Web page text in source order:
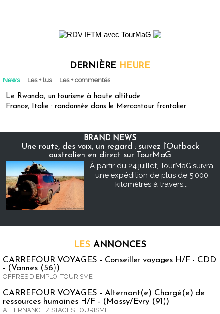
DERNIÈRE HEURE
News Les + lus Les + commentés
Le Rwanda, un tourisme à haute altitude
France, Italie : randonnée dans le Mercantour frontalier
BRAND NEWS
Une route, des voix, un regard : suivez l’Outback
australien en direct sur TourMaG
À partir du 24 juillet, TourMaG suivra
une expédition de plus de 5 000
kilomètres à travers...
LES ANNONCES
CARREFOUR VOYAGES - Conseiller voyages H/F - CDD
- (Vannes (56))
OFFRES D'EMPLOI TOURISME
CARREFOUR VOYAGES - Alternant(e) Chargé(e) de
ressources humaines H/F - (Massy/Evry (91))
ALTERNANCE / STAGES TOURISME